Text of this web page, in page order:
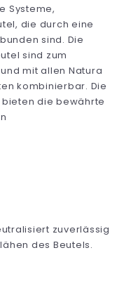
Systeme,
die durch eine
sind. Die
sind zum
mit allen Natura
kombinierbar. Die
die bewährte
zuverlässig
des Beutels.